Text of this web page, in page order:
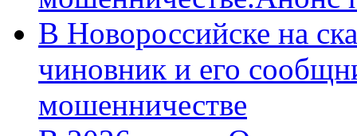
В Новороссийске на
чиновник и его
мошенничестве